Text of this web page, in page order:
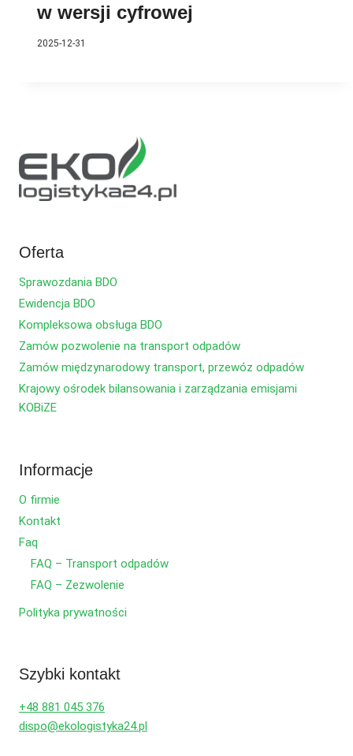
w wersji cyfrowej
2025-12-31
Oferta
Sprawozdania BDO
Ewidencja BDO
Kompleksowa obsługa BDO
Zamów pozwolenie na transport odpadów
Zamów międzynarodowy transport, przewóz odpadów
Krajowy ośrodek bilansowania i zarządzania emisjami
KOBiZE
Informacje
O firmie
Kontakt
Faq
FAQ – Transport odpadów
FAQ – Zezwolenie
Polityka prywatności
Szybki kontakt
+48 881 045 376
dispo@ekologistyka24.pl